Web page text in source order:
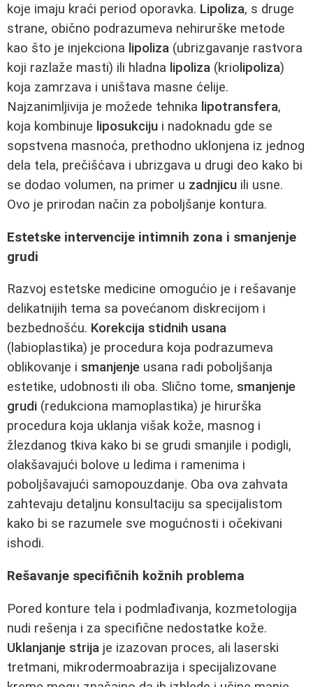
koje imaju kraći period oporavka. Lipoliza, s druge
strane, obično podrazumeva nehirurške metode
kao što je injekciona lipoliza (ubrizgavanje rastvora
koji razlaže masti) ili hladna lipoliza (krio lipoliza)
koja zamrzava i uništava masne ćelije.
Najzanimljivija je možede tehnika lipotransfera,
koja kombinuje liposukciju i nadoknadu gde se
sopstvena masnoća, prethodno uklonjena iz jednog
dela tela, prečišćava i ubrizgava u drugi deo kako bi
se dodao volumen, na primer u zadnjicu ili usne.
Ovo je prirodan način za poboljšanje kontura.
Estetske intervencije intimnih zona i smanjenje
grudi
Razvoj estetske medicine omogućio je i rešavanje
delikatnijih tema sa povećanom diskrecijom i
bezbednošću. Korekcija stidnih usana
(labioplastika) je procedura koja podrazumeva
oblikovanje i smanjenje usana radi poboljšanja
estetike, udobnosti ili oba. Slično tome, smanjenje
grudi (redukciona mamoplastika) je hirurška
procedura koja uklanja višak kože, masnog i
žlezdanog tkiva kako bi se grudi smanjile i podigli,
olakšavajući bolove u ledima i ramenima i
poboljšavajući samopouzdanje. Oba ova zahvata
zahtevaju detaljnu konsultaciju sa specijalistom
kako bi se razumele sve mogućnosti i očekivani
ishodi.
Rešavanje specifičnih kožnih problema
Pored konture tela i podmlađivanja, kozmetologija
nudi rešenja i za specifične nedostatke kože.
Uklanjanje strija je izazovan proces, ali laserski
tretmani, mikrodermoabrazija i specijalizovane